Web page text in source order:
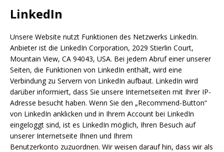
LinkedIn
Unsere Website nutzt Funktionen des Netzwerks LinkedIn.
Anbieter ist die LinkedIn Corporation, 2029 Stierlin Court,
Mountain View, CA 94043, USA. Bei jedem Abruf einer unserer
Seiten, die Funktionen von LinkedIn enthält, wird eine
Verbindung zu Servern von LinkedIn aufbaut. LinkedIn wird
darüber informiert, dass Sie unsere Internetseiten mit Ihrer IP-
Adresse besucht haben. Wenn Sie den „Recommend-Button“
von LinkedIn anklicken und in Ihrem Account bei LinkedIn
eingeloggt sind, ist es LinkedIn möglich, Ihren Besuch auf
unserer Internetseite Ihnen und Ihrem
Benutzerkonto zuzuordnen. Wir weisen darauf hin, dass wir als